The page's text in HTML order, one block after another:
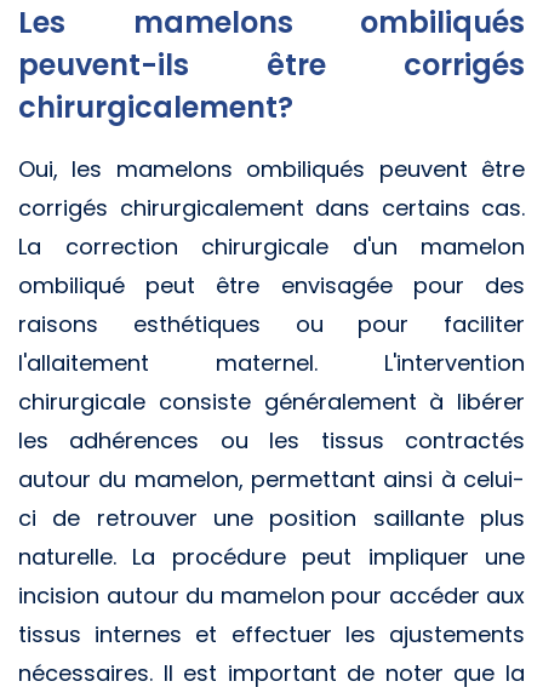
Les mamelons ombiliqués
peuvent-ils être corrigés
chirurgicalement?
Oui, les mamelons ombiliqués peuvent être
corrigés chirurgicalement dans certains cas.
La correction chirurgicale d'un mamelon
ombiliqué peut être envisagée pour des
raisons esthétiques ou pour faciliter
l'allaitement maternel. L'intervention
chirurgicale consiste généralement à libérer
les adhérences ou les tissus contractés
autour du mamelon, permettant ainsi à celui-
ci de retrouver une position saillante plus
naturelle. La procédure peut impliquer une
incision autour du mamelon pour accéder aux
tissus internes et effectuer les ajustements
nécessaires. Il est important de noter que la